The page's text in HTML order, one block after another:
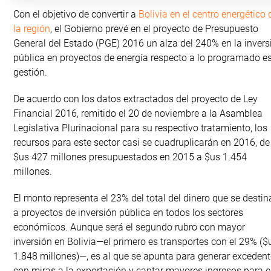
Con el objetivo de convertir a Bolivia en el centro energético
la región, el Gobierno prevé en el proyecto de Presupuesto
General del Estado (PGE) 2016 un alza del 240% en la
pública en proyectos de energía respecto a lo programado
gestión.
De acuerdo con los datos extractados del proyecto de Ley
Financial 2016, remitido el 20 de noviembre a la Asamblea
Legislativa Plurinacional para su respectivo tratamiento, los
recursos para este sector casi se cuadruplicarán en 2016, de
$us 427 millones presupuestados en 2015 a $us 1.454
millones.
El monto representa el 23% del total del dinero que se
a proyectos de inversión pública en todos los sectores
económicos. Aunque será el segundo rubro con mayor
inversión en Bolivia—el primero es transportes con el 29%
1.848 millones)—, es al que se apunta para generar